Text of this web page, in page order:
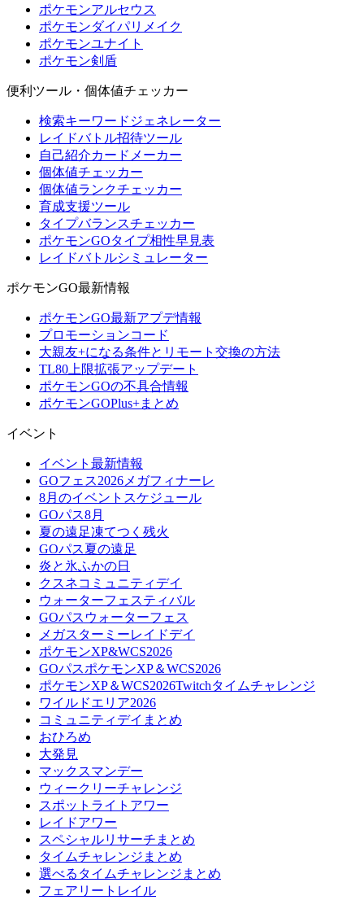
ポケモンアルセウス
ポケモンダイパリメイク
ポケモンユナイト
ポケモン剣盾
便利ツール・個体値チェッカー
検索キーワードジェネレーター
レイドバトル招待ツール
自己紹介カードメーカー
個体値チェッカー
個体値ランクチェッカー
育成支援ツール
タイプバランスチェッカー
ポケモンGOタイプ相性早見表
レイドバトルシミュレーター
ポケモンGO最新情報
ポケモンGO最新アプデ情報
プロモーションコード
大親友+になる条件とリモート交換の方法
TL80上限拡張アップデート
ポケモンGOの不具合情報
ポケモンGOPlus+まとめ
イベント
イベント最新情報
GOフェス2026メガフィナーレ
8月のイベントスケジュール
GOパス8月
夏の遠足凍てつく残火
GOパス夏の遠足
炎と氷ふかの日
クスネコミュニティデイ
ウォーターフェスティバル
GOパスウォーターフェス
メガスターミーレイドデイ
ポケモンXP&WCS2026
GOパスポケモンXP＆WCS2026
ポケモンXP＆WCS2026Twitchタイムチャレンジ
ワイルドエリア2026
コミュニティデイまとめ
おひろめ
大発見
マックスマンデー
ウィークリーチャレンジ
スポットライトアワー
レイドアワー
スペシャルリサーチまとめ
タイムチャレンジまとめ
選べるタイムチャレンジまとめ
フェアリートレイル